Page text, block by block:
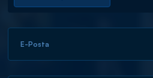
E-Posta